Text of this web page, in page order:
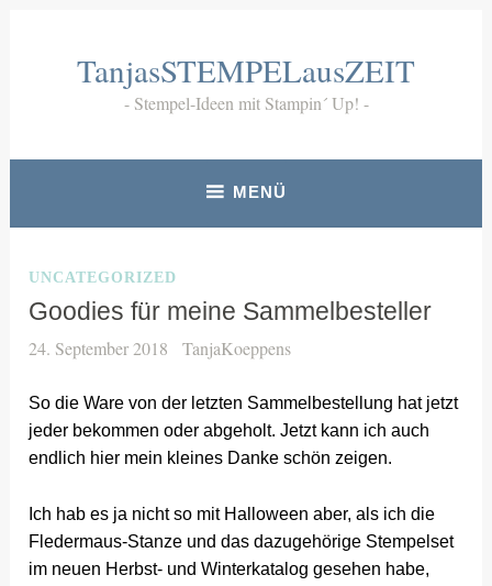
TanjasSTEMPELausZEIT
Stempel-Ideen mit Stampin´ Up!
MENÜ
UNCATEGORIZED
Goodies für meine Sammelbesteller
24. September 2018 TanjaKoeppens
So die Ware von der letzten Sammelbestellung hat jetzt
jeder bekommen oder abgeholt. Jetzt kann ich auch
endlich hier mein kleines Danke schön zeigen.
Ich hab es ja nicht so mit Halloween aber, als ich die
Fledermaus-Stanze und das dazugehörige Stempelset
im neuen Herbst- und Winterkatalog gesehen habe,